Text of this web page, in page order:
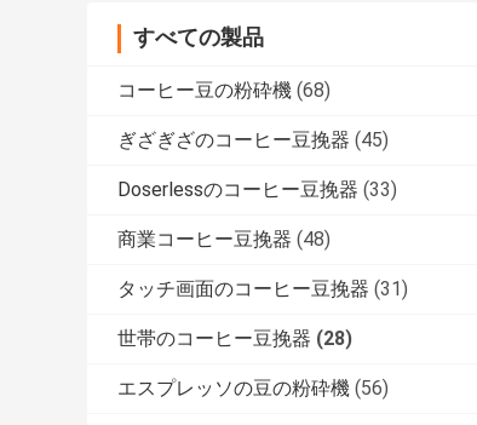
すべての製品
コーヒー豆の粉砕機 (68)
ぎざぎざのコーヒー豆挽器 (45)
Doserlessのコーヒー豆挽器 (33)
商業コーヒー豆挽器 (48)
タッチ画面のコーヒー豆挽器 (31)
世帯のコーヒー豆挽器 (28)
エスプレッソの豆の粉砕機 (56)